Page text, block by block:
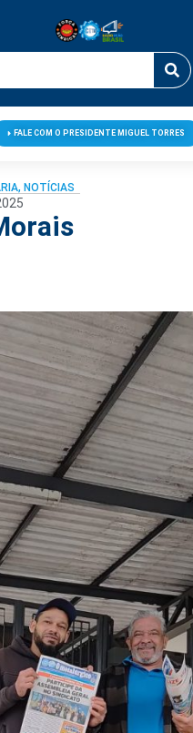
FALE COM O PRESIDENTE MIGUEL TORRES
, NOTÍCIAS